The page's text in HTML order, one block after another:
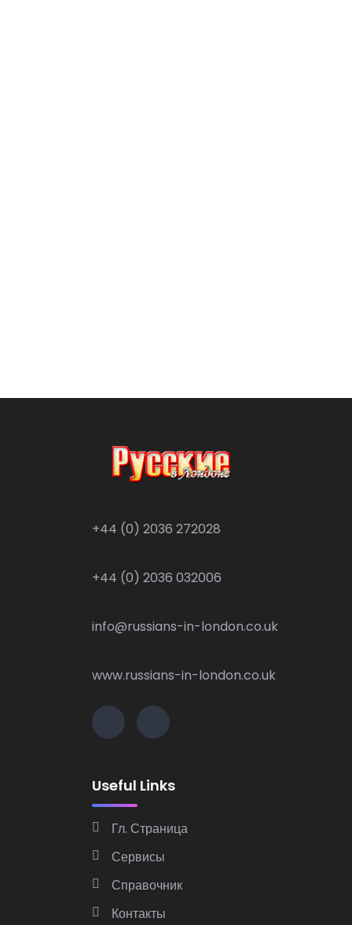
+44 (0) 2036 272028
+44 (0) 2036 032006
info@russians-in-london.co.uk
www.russians-in-london.co.uk
Useful Links
Гл. Страница
Сервисы
Справочник
Контакты